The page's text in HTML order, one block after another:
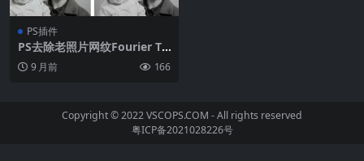
PS插件
PS去除老照片网纹Fourier Tr
ansform FFT/iFFT 滤镜-32/6
4位9 月前 166
Copyright © 2022VSCOPS.COM - All rights reserved
粤ICP备2021028226号